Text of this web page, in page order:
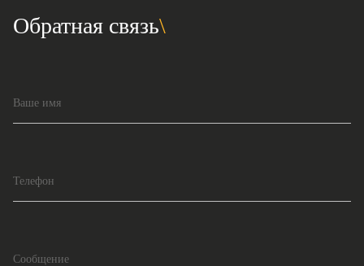
Обратная связь
Ваше имя
Телефон
Сообщение